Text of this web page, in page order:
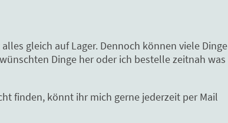
gleich auf Lager. Dennoch können viele Dinge
Dinge her oder ich bestelle zeitnah was
finden, könnt ihr mich gerne jederzeit per Mail